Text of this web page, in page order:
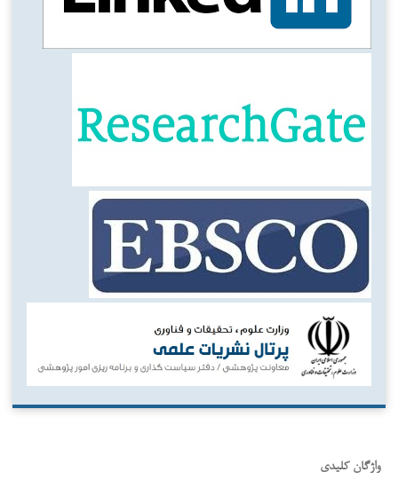
واژگان کلیدی